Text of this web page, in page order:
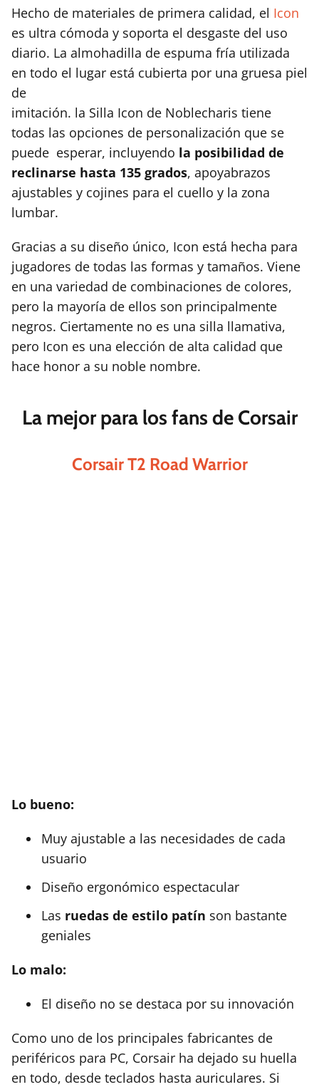
Hecho de materiales de primera calidad, el Icon
es ultra cómoda y soporta el desgaste del uso
diario. La almohadilla de espuma fría utilizada
en todo el lugar está cubierta por una gruesa piel
de
imitación. la Silla Icon de Noblecharis tiene
todas las opciones de personalización que se
puede esperar, incluyendo la posibilidad de
reclinarse hasta 135 grados, apoyabrazos
ajustables y cojines para el cuello y la zona
lumbar.
Gracias a su diseño único, Icon está hecha para
jugadores de todas las formas y tamaños. Viene
en una variedad de combinaciones de colores,
pero la mayoría de ellos son principalmente
negros. Ciertamente no es una silla llamativa,
pero Icon es una elección de alta calidad que
hace honor a su noble nombre.
La mejor para los fans de Corsair
Corsair T2 Road Warrior
Lo bueno:
Muy ajustable a las necesidades de cada
usuario
Diseño ergonómico espectacular
Las ruedas de estilo patín son bastante
geniales
Lo malo:
El diseño no se destaca por su innovación
Como uno de los principales fabricantes de
periféricos para PC, Corsair ha dejado su huella
en todo, desde teclados hasta auriculares. Si